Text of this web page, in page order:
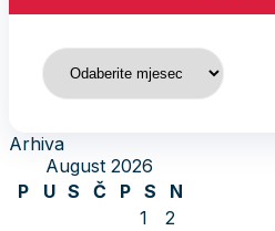
Arhiva
Arhiva
August 2026
P
U S Č P S
N
1
2